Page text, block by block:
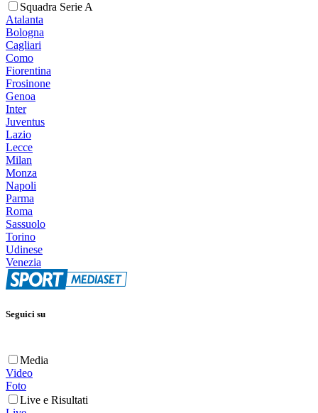
Squadra Serie A
Atalanta
Bologna
Cagliari
Como
Fiorentina
Frosinone
Genoa
Inter
Juventus
Lazio
Lecce
Milan
Monza
Napoli
Parma
Roma
Sassuolo
Torino
Udinese
Venezia
Seguici su
Media
Video
Foto
Live e Risultati